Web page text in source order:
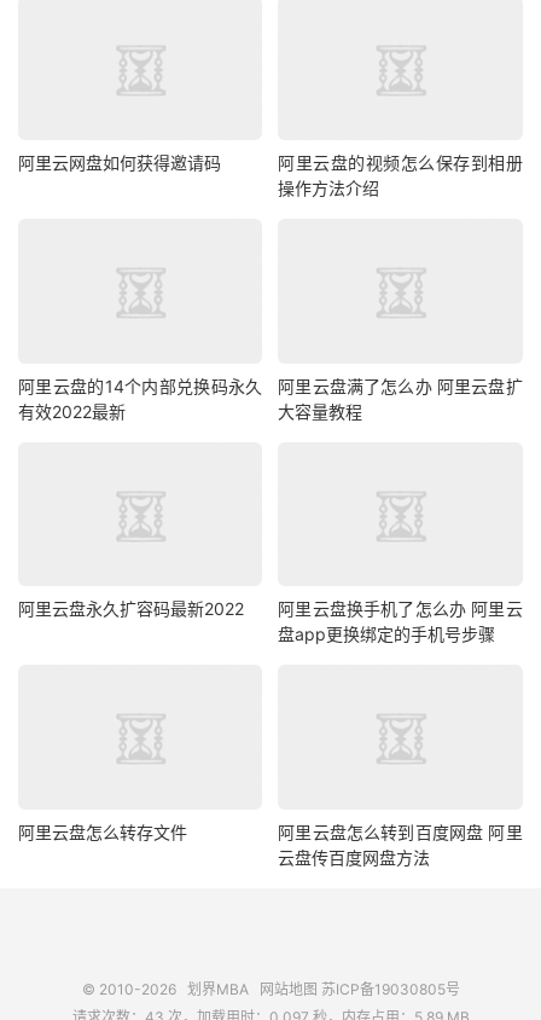
阿里云网盘如何获得邀请码
阿里云盘的视频怎么保存到相册
操作方法介绍
阿里云盘的14个内部兑换码永久
有效2022最新
阿里云盘满了怎么办 阿里云盘扩
大容量教程
阿里云盘永久扩容码最新2022
阿里云盘换手机了怎么办 阿里云
盘app更换绑定的手机号步骤
阿里云盘怎么转存文件
阿里云盘怎么转到百度网盘 阿里
云盘传百度网盘方法
© 2010-2026 划界MBA 网站地图 苏ICP备19030805号